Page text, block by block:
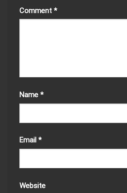
Comment *
Name *
Email *
Website